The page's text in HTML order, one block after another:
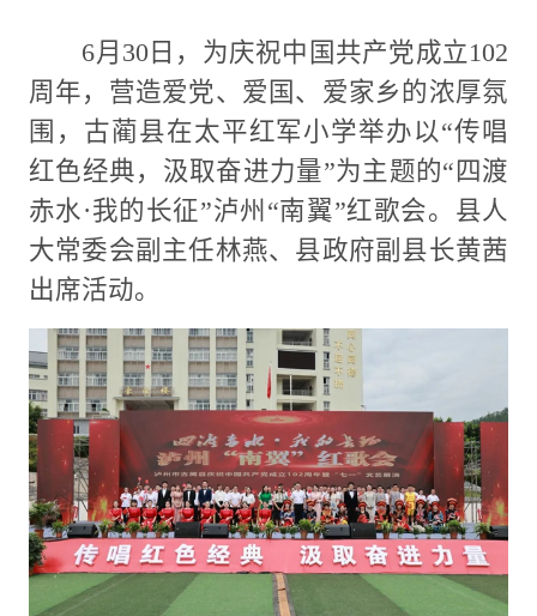
6月30日，为庆祝中国共产党成立102
周年，营造爱党、爱国、爱家乡的浓厚氛
围，古蔺县在太平红军小学举办以“传唱
红色经典，汲取奋进力量”为主题的“四渡
赤水·我的长征”泸州“南翼”红歌会。县人
大常委会副主任林燕、县政府副县长黄茜
出席活动。